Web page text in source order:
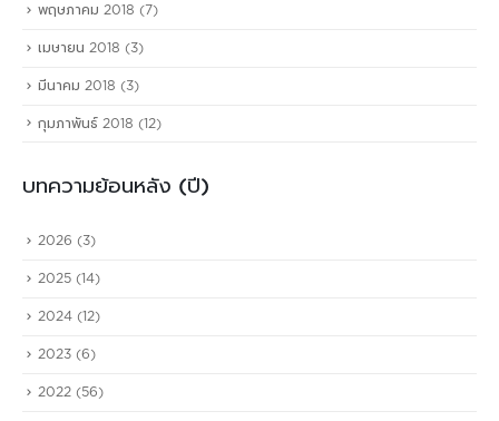
พฤษภาคม 2018 (7)
เมษายน 2018 (3)
มีนาคม 2018 (3)
กุมภาพันธ์ 2018 (12)
บทความย้อนหลัง (ปี)
2026 (3)
2025 (14)
2024 (12)
2023 (6)
2022 (56)